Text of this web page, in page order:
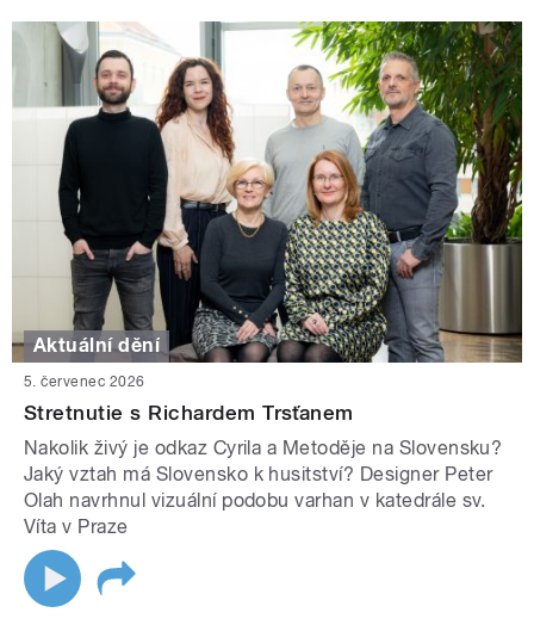
Aktuální dění
5. červenec 2026
Stretnutie s Richardem Trsťanem
Nakolik živý je odkaz Cyrila a Metoděje na Slovensku?
Jaký vztah má Slovensko k husitství? Designer Peter
Olah navrhnul vizuální podobu varhan v katedrále sv.
Víta v Praze